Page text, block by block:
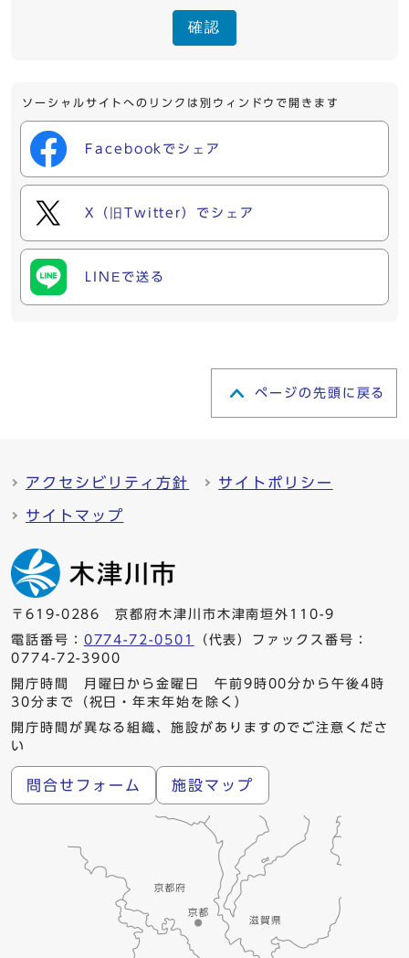
確認
ソーシャルサイトへのリンクは別ウィンドウで開きます
Facebookでシェア
X（旧Twitter）でシェア
LINEで送る
ページの先頭に戻る
アクセシビリティ方針 サイトポリシー
サイトマップ
〒619-0286 京都府木津川市木津南垣外110-9
電話番号： 0774-72-0501
（代表）ファックス番号：
0774-72-3900
開庁時間 月曜日から金曜日 午前9時00分から午後4時
30分まで（祝日・年末年始を除く）
開庁時間が異なる組織、施設がありますのでご注意くださ
い
問合せフォーム 施設マップ